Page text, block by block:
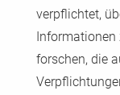
verpflichtet,
Informationen
forschen, die